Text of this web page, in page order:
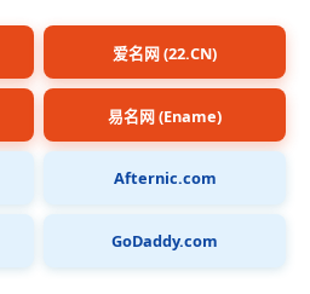
爱名网 (22.CN)
易名网 (Ename)
Afternic.com
GoDaddy.com